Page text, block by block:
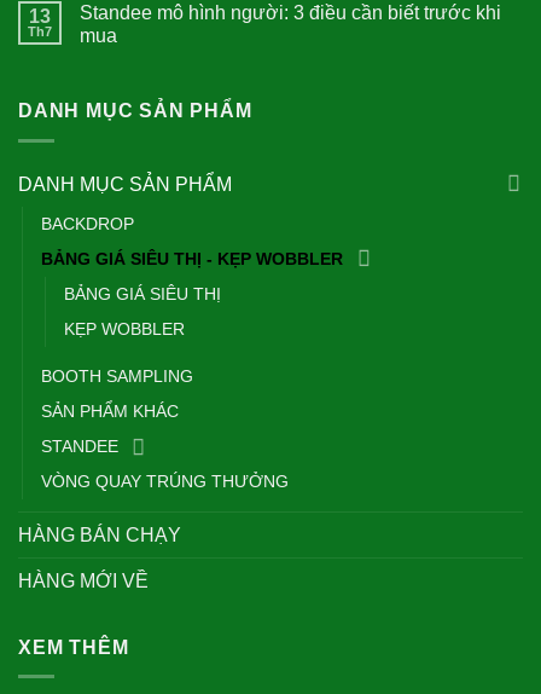
13
Th7
Standee mô hình người: 3 điều cần biết trước khi
mua
DANH MỤC SẢN PHẨM
DANH MỤC SẢN PHẨM
BACKDROP
BẢNG GIÁ SIÊU THỊ - KẸP WOBBLER
BẢNG GIÁ SIÊU THỊ
KẸP WOBBLER
BOOTH SAMPLING
SẢN PHẨM KHÁC
STANDEE
VÒNG QUAY TRÚNG THƯỞNG
HÀNG BÁN CHẠY
HÀNG MỚI VỀ
XEM THÊM